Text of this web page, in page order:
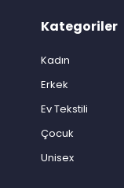
Kategoriler
Kadın
Erkek
Ev Tekstili
Çocuk
Unisex